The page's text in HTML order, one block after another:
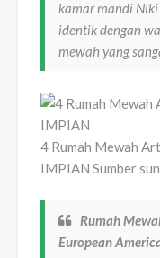
kamar mandi
identik dengan
mewah yang
4 Rumah Mewah
IMPIAN Sumber
Rumah
European